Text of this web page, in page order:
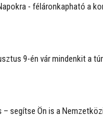
- féláronkapható a
9-én vár mindenkit a
– segítse Ön is a